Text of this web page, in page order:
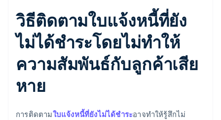
วิธีติดตามใบแจ้งหนี้ที่ยัง
ไม่ได้ชําระโดยไม่ทําให้
ความสัมพันธ์กับลูกค้าเสีย
หาย
การติดตามใบแจ้งหนี้ที่ยังไม่ได้ชําระอาจทำให้รู้สึกไม่